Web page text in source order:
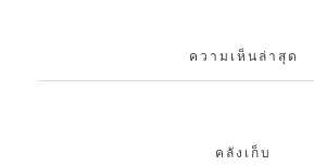
ความเห็นล่าสุด
คลังเก็บ